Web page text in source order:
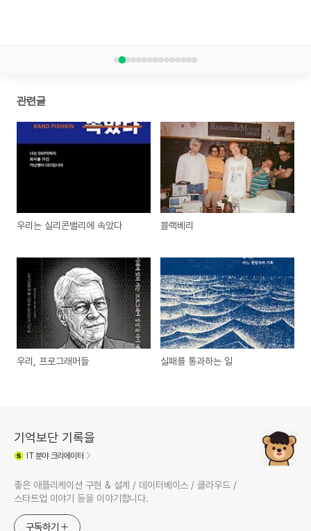
관련글
우리는 실리콘밸리에 속았다 블랙베리
우리, 프로그래머들 실패를 통과하는 일
기억보단 기록을
IT 분야 크리에이터
좋은 애플리케이션 구현 & 설계 / 데이터베이스 / 클라우드 /
스타트업 이야기 등을 이야기합니다.
구독하기